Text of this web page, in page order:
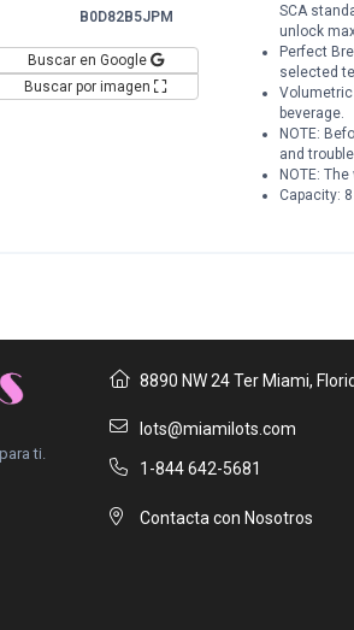
B0D82B5JPM
Buscar en Google
Buscar por imagen
SCA
unlock
Perfect
selected
beverage.
NOTE:
and
NOTE:
Capacity:
ti.
8890 NW 24 Ter Miami,
lots@miamilots.com
1-844 642-5681
Contacta con Nosotros